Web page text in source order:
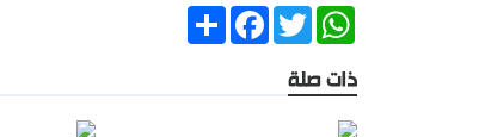
ShareFacebookTwitter
WhatsApp
ذات صلة